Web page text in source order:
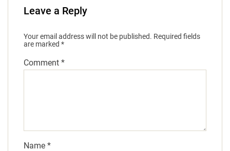
Leave a Reply
Your email address will not be published. Required fields
are marked *
Comment *
Name *